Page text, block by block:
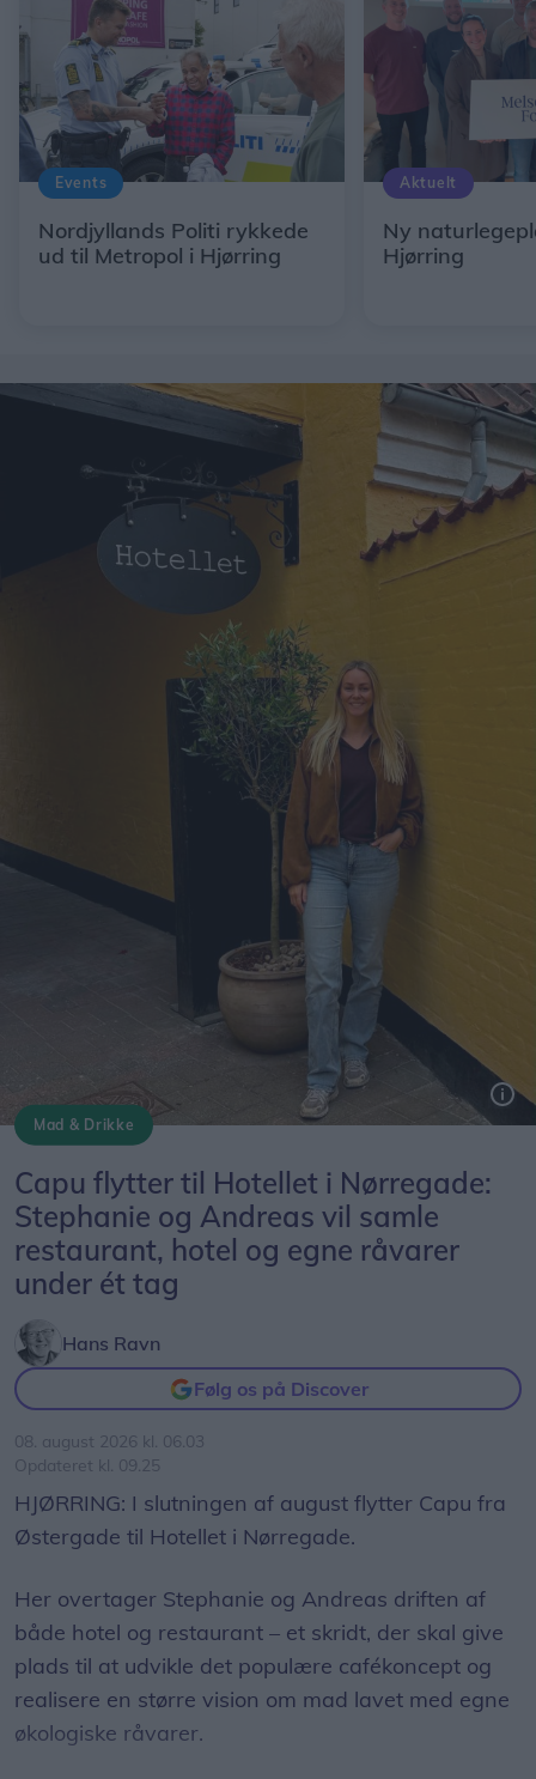
Events
Nordjyllands Politi rykkede
ud til Metropol i Hjørring
Aktuelt
Ny
Hjørring
Mad & Drikke
Capu flytter til Hotellet i Nørregade:
Stephanie og Andreas vil samle
restaurant, hotel og egne råvarer
under ét tag
Hans Ravn
Følg os på Discover
08. august 2026 kl. 06.03
Opdateret kl. 09.25
HJØRRING: I slutningen af august flytter Capu fra
Østergade til Hotellet i Nørregade.
Her overtager Stephanie og Andreas driften af
både hotel og restaurant – et skridt, der skal give
plads til at udvikle det populære cafékoncept og
realisere en større vision om mad lavet med egne
økologiske råvarer.